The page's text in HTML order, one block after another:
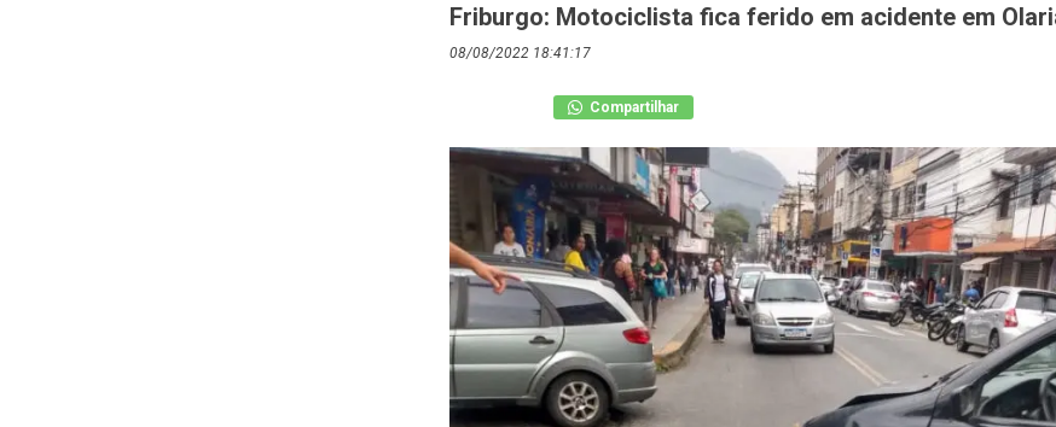
Friburgo: Motociclista fica ferido em acidente em
08/08/2022 18:41:17
Compartilhar